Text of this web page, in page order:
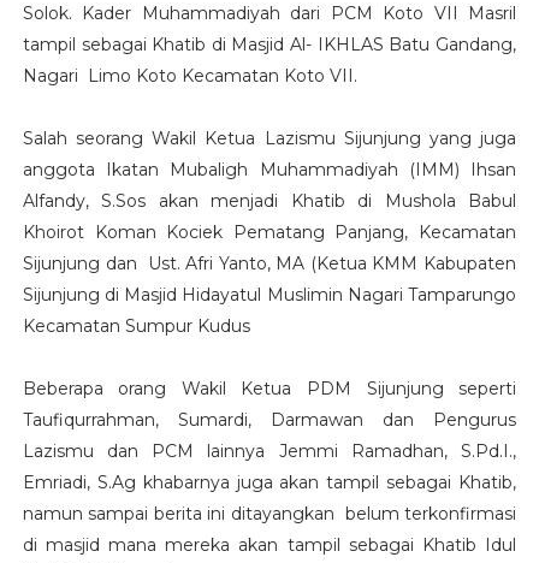
Solok. Kader Muhammadiyah dari PCM Koto VII Masril
tampil sebagai Khatib di Masjid Al- IKHLAS Batu Gandang,
Nagari Limo Koto Kecamatan Koto VII.
Salah seorang Wakil Ketua Lazismu Sijunjung yang juga
anggota Ikatan Mubaligh Muhammadiyah (IMM) Ihsan
Alfandy, S.Sos akan menjadi Khatib di Mushola Babul
Khoirot Koman Kociek Pematang Panjang, Kecamatan
Sijunjung dan Ust. Afri Yanto, MA (Ketua KMM Kabupaten
Sijunjung di Masjid Hidayatul Muslimin Nagari Tamparungo
Kecamatan Sumpur Kudus
Beberapa orang Wakil Ketua PDM Sijunjung seperti
Taufiqurrahman, Sumardi, Darmawan dan Pengurus
Lazismu dan PCM lainnya Jemmi Ramadhan, S.Pd.I.,
Emriadi, S.Ag khabarnya juga akan tampil sebagai Khatib,
namun sampai berita ini ditayangkan belum terkonfirmasi
di masjid mana mereka akan tampil sebagai Khatib Idul